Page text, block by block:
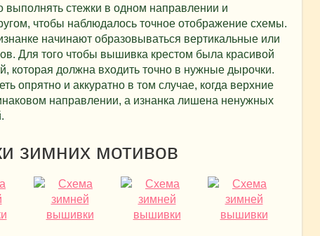
выполнять стежки в одном направлении и
чтобы наблюдалось точное отображение схемы.
начинают образовываться вертикальные или
Для того чтобы вышивка крестом была красивой
которая должна входить точно в нужные дырочки.
опрятно и аккуратно в том случае, когда верхние
направлении, а изнанка лишена ненужных
зимних мотивов